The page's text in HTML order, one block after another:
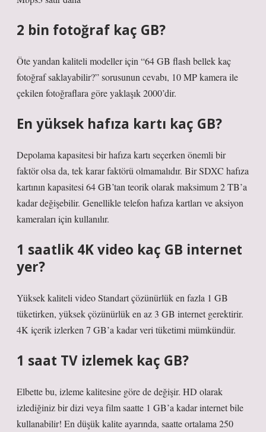
2 bin fotoğraf kaç GB?
Öte yandan kaliteli modeller için “64 GB flash bellek kaç
fotoğraf saklayabilir?” sorusunun cevabı, 10 MP kamera ile
çekilen fotoğraflara göre yaklaşık 2000’dir.
En yüksek hafıza kartı kaç GB?
Depolama kapasitesi bir hafıza kartı seçerken önemli bir
faktör olsa da, tek karar faktörü olmamalıdır. Bir SDXC hafıza
kartının kapasitesi 64 GB’tan teorik olarak maksimum 2 TB’a
kadar değişebilir. Genellikle telefon hafıza kartları ve aksiyon
kameraları için kullanılır.
1 saatlik 4K video kaç GB internet
yer?
Yüksek kaliteli video Standart çözünürlük en fazla 1 GB
tüketirken, yüksek çözünürlük en az 3 GB internet gerektirir.
4K içerik izlerken 7 GB’a kadar veri tüketimi mümkündür.
1 saat TV izlemek kaç GB?
Elbette bu, izleme kalitesine göre de değişir. HD olarak
izlediğiniz bir dizi veya film saatte 1 GB’a kadar internet bile
kullanabilir! En düşük kalite ayarında, saatte ortalama 250